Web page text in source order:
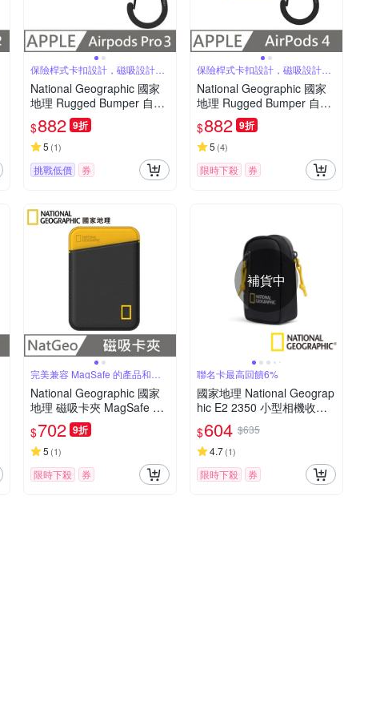
保險桿式卡扣設計，磁吸設計可
自動開蓋
National Geographic 國家
地理 Rugged Bumper 自動
開蓋 耳機保護殼 適用 AirPo
ds Pro 3 - 黑色
$882 9折
5 (1)
挑戰低價 券
保險桿式卡扣設計，磁吸設計可
自動開蓋
National Geographic 國家
地理 Rugged Bumper 自動
開蓋 耳機保護殼 適用 AirPo
ds 4 - 黃色
$882 9折
5 (4)
限時下殺 券
完美兼容 MagSafe 的產品和手
機殼
National Geographic 國家
地理 磁吸卡夾 MagSafe Ca
rd Pocket - 黑黃
$702 9折
5 (1)
限時下殺 券
補貨中
聯名卡最高回饋6%
國家地理 National Geograp
hic E2 2350 小型相機收納
包 黑
$604 $635
4.7(1)
限時下殺 券